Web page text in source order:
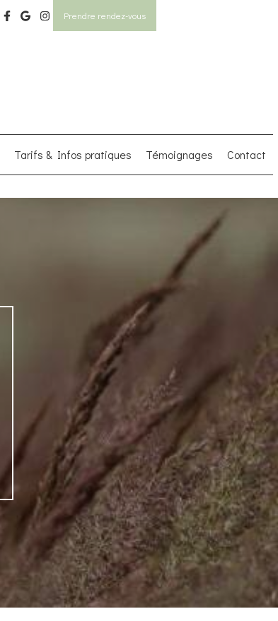
Prendre rendez-vous
Tarifs & Infos pratiques Témoignages Contact